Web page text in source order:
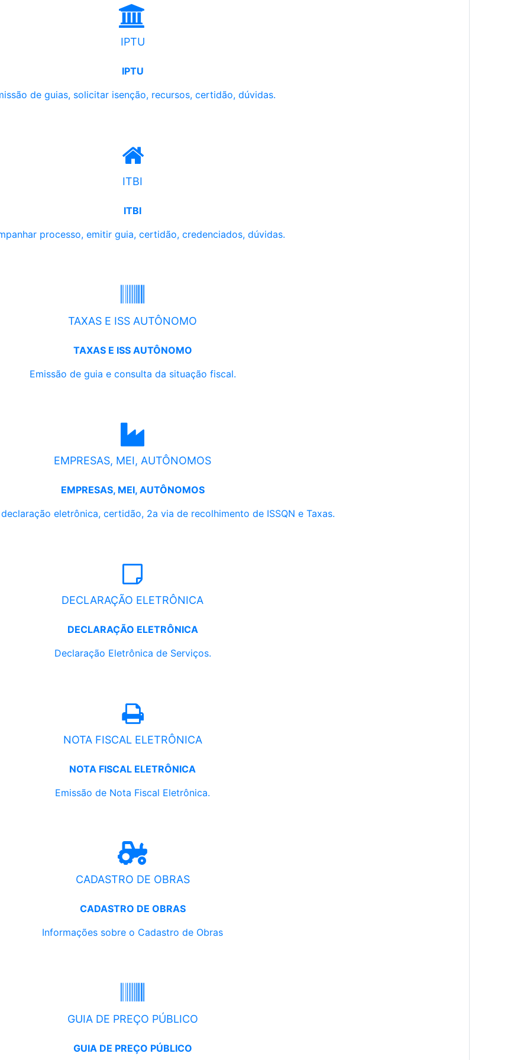
IPTU
IPTU
de guias, solicitar isenção, recursos, certidão, dúvidas.
ITBI
ITBI
processo, emitir guia, certidão, credenciados, dúvidas.
TAXAS E ISS AUTÔNOMO
TAXAS E ISS AUTÔNOMO
Emissão de guia e consulta da situação fiscal.
EMPRESAS, MEI, AUTÔNOMOS
EMPRESAS, MEI, AUTÔNOMOS
eletrônica, certidão, 2a via de recolhimento de ISSQN e Taxas.
DECLARAÇÃO ELETRÔNICA
DECLARAÇÃO ELETRÔNICA
Declaração Eletrônica de Serviços.
NOTA FISCAL ELETRÔNICA
NOTA FISCAL ELETRÔNICA
Emissão de Nota Fiscal Eletrônica.
CADASTRO DE OBRAS
CADASTRO DE OBRAS
Informações sobre o Cadastro de Obras
GUIA DE PREÇO PÚBLICO
GUIA DE PREÇO PÚBLICO